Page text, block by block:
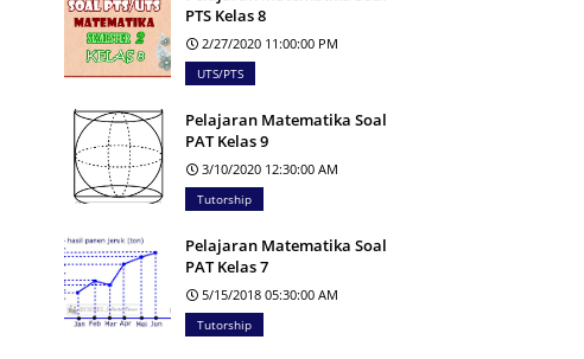
PTS Kelas 8
2/27/2020 11:00:00 PM
UTS/PTS
Pelajaran Matematika Soal
PAT Kelas 9
3/10/2020 12:30:00 AM
Tutorship
Pelajaran Matematika Soal
PAT Kelas 7
5/15/2018 05:30:00 AM
Tutorship